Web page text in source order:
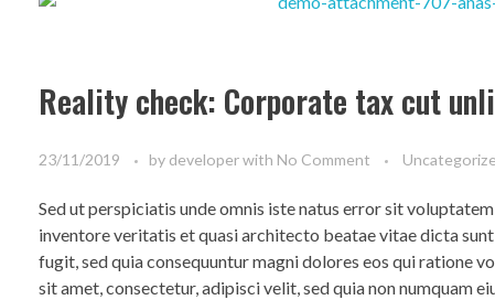
Reality check: Corporate tax cut
23/11/2019 by developerwith No Comment
Sed ut perspiciatis unde omnis iste natus error sit
inventore veritatis et quasi architecto beatae vitae dicta
fugit, sed quia consequuntur magni dolores eos qui ratione
sit amet, consectetur, adipisci velit, sed quia non numquam